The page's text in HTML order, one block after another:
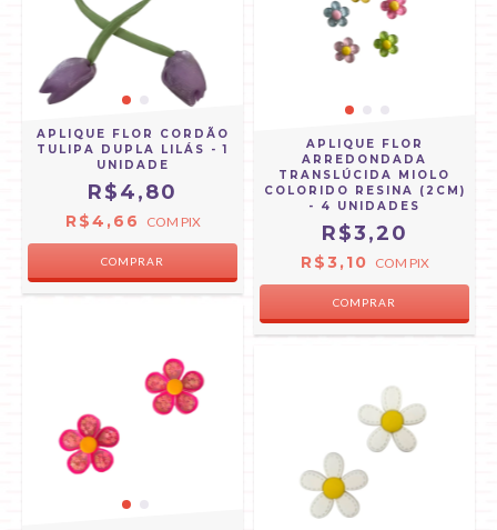
APLIQUE FLOR CORDÃO
TULIPA DUPLA LILÁS - 1
UNIDADE
R$4,80
R$4,66 COM PIX
APLIQUE FLOR
ARREDONDADA
TRANSLÚCIDA MIOLO
COLORIDO RESINA (2CM)
- 4 UNIDADES
R$3,20
R$3,10 COM PIX